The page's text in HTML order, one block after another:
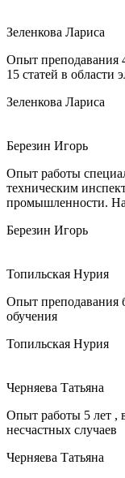
Зеленкова Лариса
Опыт преподавания
15 статей в области
Зеленкова Лариса
Березин Игорь
Опыт работы
техническим
промышленности.
Березин Игорь
Топильская Нурия
Опыт преподавания
обучения
Топильская Нурия
Черняева Татьяна
Опыт работы 5 лет ,
несчастных случаев
Черняева Татьяна